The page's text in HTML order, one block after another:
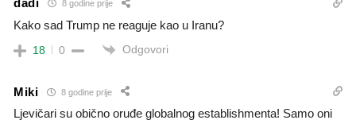
dadi 8 godine prije
Kako sad Trump ne reaguje kao u Iranu?
18 0 Odgovori
Miki 8 godine prije
Ljevičari su obično oruđe globalnog establishmenta! Samo oni